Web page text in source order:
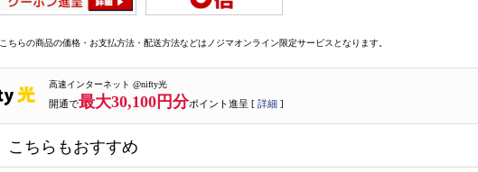
こちらの商品の価格・お支払方法・配送方法などはノジマオンライン限定サービスとなります。
高速インターネット @nifty光
開通で最大30,100円分ポイント進呈 [ 詳細 ]
こちらもおすすめ